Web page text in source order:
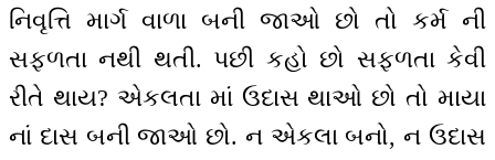
નિવૃત્તિ માર્ગ વાળા બની જાઓ છો તો કર્મ ની
સફળતા નથી થતી. પછી કહો છો સફળતા કેવી
રીતે થાય? એકલતા માં ઉદાસ થાઓ છો તો માયા
નાં દાસ બની જાઓ છો. ન એકલા બનો, ન ઉદાસ